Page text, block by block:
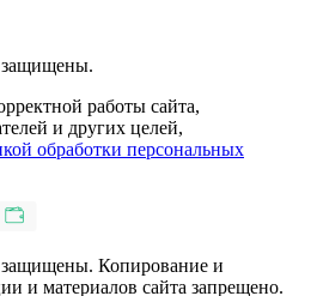
защищены.
работы сайта,
и других целей,
обработки персональных
защищены. Копирование и
и материалов сайта запрещено.